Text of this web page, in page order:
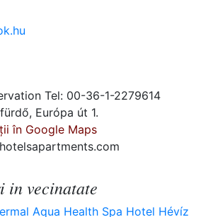
Tel: 00-36-1-2279614
Európa út 1.
în Google Maps
in vecinatate
Aqua Health Spa Hotel Hévíz